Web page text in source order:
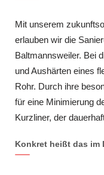
Mit unserem
erlauben wir die
Baltmannsweiler. Bei
und Aushärten eines
Rohr. Durch ihre
für eine Minimierung
Kurzliner, der
Konkret heißt das im